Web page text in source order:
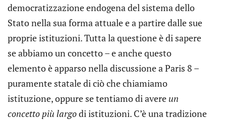
democratizzazione endogena del sistema dello
Stato nella sua forma attuale e a partire dalle sue
proprie istituzioni. Tutta la questione è di sapere
se abbiamo un concetto – e anche questo
elemento è apparso nella discussione a Paris 8 –
puramente statale di ciò che chiamiamo
istituzione, oppure se tentiamo di avere un
concetto più largodi istituzioni. C’è una tradizione